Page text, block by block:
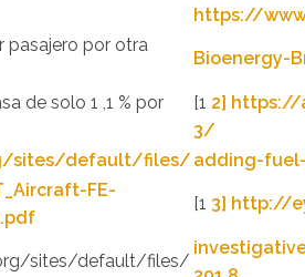
https://
pasajero por otra
Bioenergy-
de solo 1 ,1 % por
[1 2] https://
3/
sites/default/files/ adding-
FE-
[1 3] http://
sites/default/files/